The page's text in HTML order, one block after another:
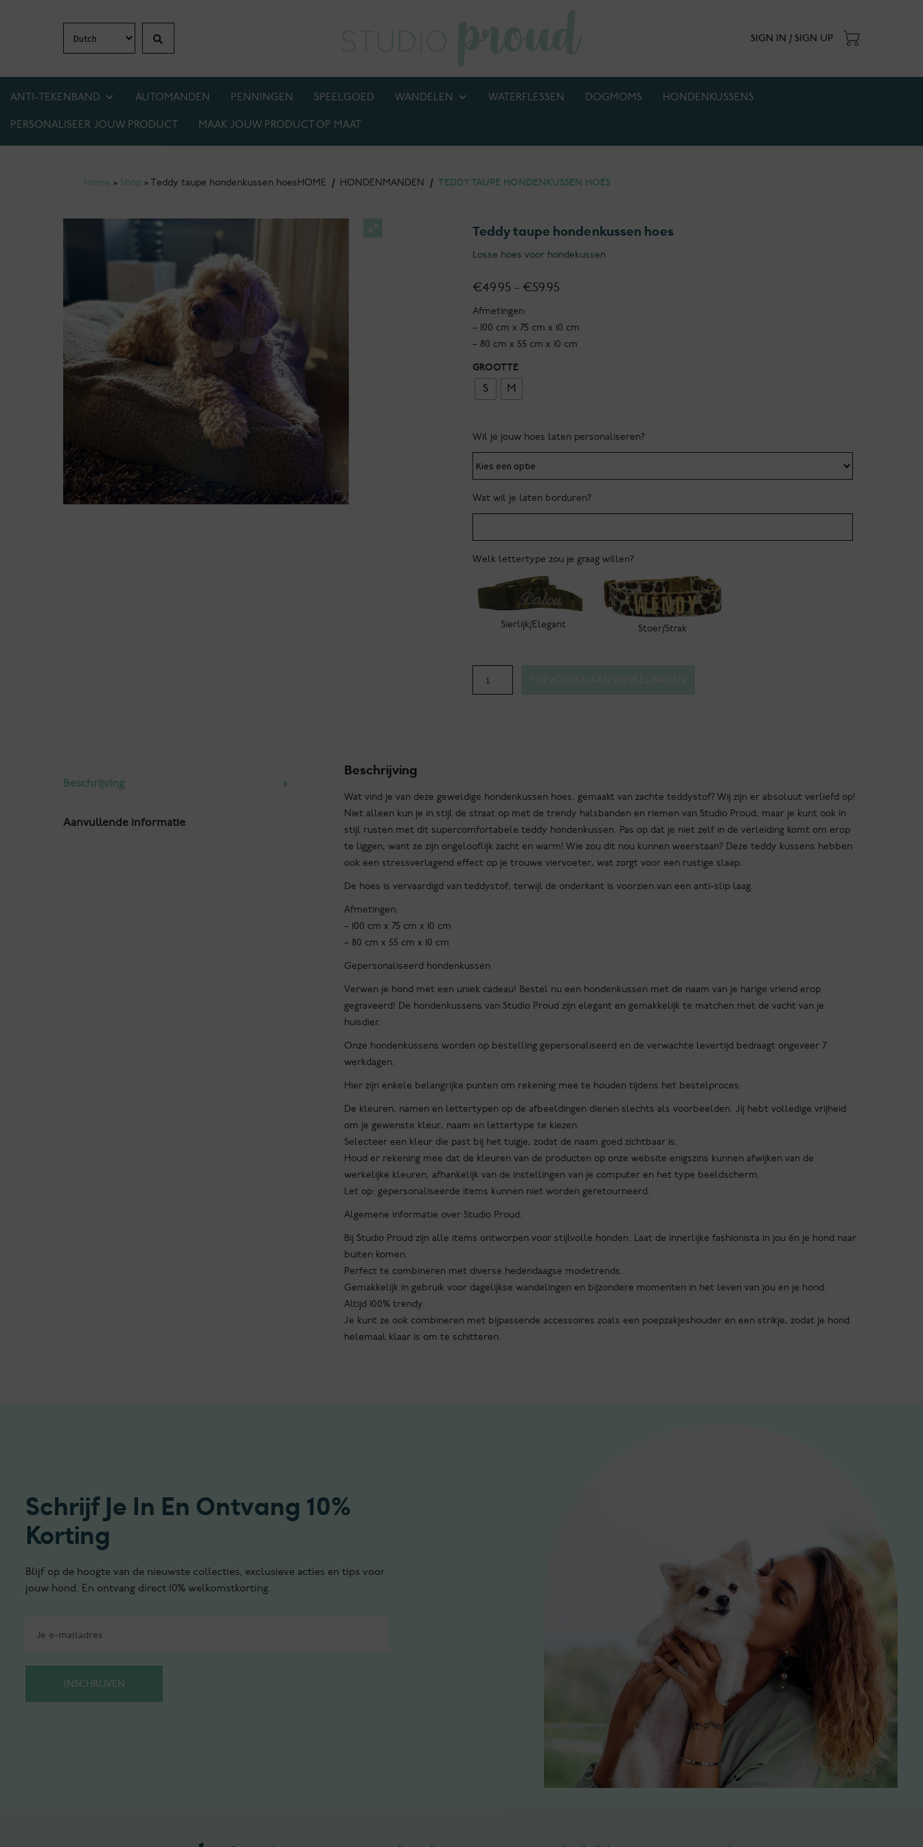
navigatie
inhoud
SIGN IN / SIGN UP
ANTI-TEKENBAND AUTOMANDEN PENNINGEN SPEELGOED WANDELEN WATERFLESSEN DOGMOMS HONDENKUSSENS
PERSONALISEER JOUW PRODUCT MAAK JOUW PRODUCT OP MAAT
Home » Shop »Teddy taupe hondenkussen hoesHOME / HONDENMANDEN / TEDDY TAUPE HONDENKUSSEN HOES
Teddy taupe hondenkussen hoes
Losse hoes voor hondekussen
€49.95 - €59.95Prijsklasse:
tot
€59.95
Afmetingen:
– 100 cm x 75 cm x 10 cm
– 80 cm x 55 cm x 10 cm
GROOTTE
S M
Wil je jouw hoes laten personaliseren?
Wat wil je laten borduren?
Welk lettertype zou je graag willen?
Sierlijk/Elegant Stoer/Strak
Beschrijving
Aanvullende informatie
Beschrijving
Wat vind je van deze geweldige hondenkussen hoes, gemaakt van zachte teddystof? Wij zijn er absoluut verliefd op!
Niet alleen kun je in stijl de straat op met de trendy halsbanden en riemen van Studio Proud, maar je kunt ook in
stijl rusten met dit supercomfortabele teddy hondenkussen. Pas op dat je niet zelf in de verleiding komt om erop
te liggen, want ze zijn ongelooflijk zacht en warm! Wie zou dit nou kunnen weerstaan? Deze teddy kussens hebben
ook een stressverlagend effect op je trouwe viervoeter, wat zorgt voor een rustige slaap.
De hoes is vervaardigd van teddystof, terwijl de onderkant is voorzien van een anti-slip laag.
Afmetingen:
– 100 cm x 75 cm x 10 cm
– 80 cm x 55 cm x 10 cm
Gepersonaliseerd hondenkussen
Verwen je hond met een uniek cadeau! Bestel nu een hondenkussen met de naam van je harige vriend erop
gegraveerd! De hondenkussens van Studio Proud zijn elegant en gemakkelijk te matchen met de vacht van je
huisdier.
Onze hondenkussens worden op bestelling gepersonaliseerd en de verwachte levertijd bedraagt ongeveer 7
werkdagen.
Hier zijn enkele belangrijke punten om rekening mee te houden tijdens het bestelproces:
De kleuren, namen en lettertypen op de afbeeldingen dienen slechts als voorbeelden. Jij hebt volledige vrijheid
om je gewenste kleur, naam en lettertype te kiezen.
Selecteer een kleur die past bij het tuigje, zodat de naam goed zichtbaar is.
Houd er rekening mee dat de kleuren van de producten op onze website enigszins kunnen afwijken van de
werkelijke kleuren, afhankelijk van de instellingen van je computer en het type beeldscherm.
Let op: gepersonaliseerde items kunnen niet worden geretourneerd.
Algemene informatie over Studio Proud:
Bij Studio Proud zijn alle items ontworpen voor stijlvolle honden. Laat de innerlijke fashionista in jou én je hond naar
buiten komen.
Perfect te combineren met diverse hedendaagse modetrends.
Gemakkelijk in gebruik voor dagelijkse wandelingen en bijzondere momenten in het leven van jou en je hond.
Altijd 100% trendy.
Je kunt ze ook combineren met bijpassende accessoires zoals een poepzakjeshouder en een strikje, zodat je hond
helemaal klaar is om te schitteren.
Schrijf Je In En Ontvang 10%
Korting
Blijf op de hoogte van de nieuwste collecties, exclusieve acties en tips voor
jouw hond. En ontvang direct 10% welkomstkorting.